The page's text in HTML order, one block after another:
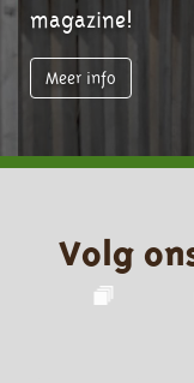
magazine!
Meer info
Volg